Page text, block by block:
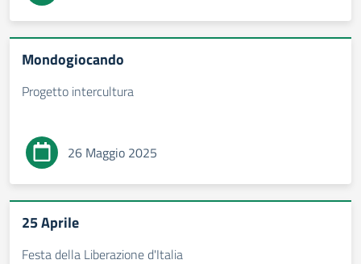
Mondogiocando
Progetto intercultura
26 Maggio 2025
25 Aprile
Festa della Liberazione d'Italia